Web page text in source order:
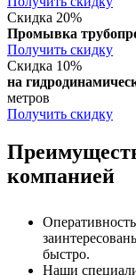
Скидка 20%
Промывка
Получить скидку
Скидка 10%
на
метров
Получить скидку
компанией
быстро.
Наши